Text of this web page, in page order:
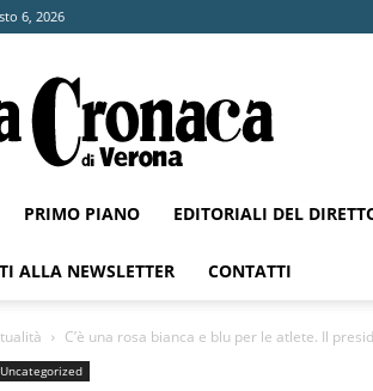
6, 2026
Cronaca
di
Verona
PRIMO PIANO EDITORIALI DEL
ALLA NEWSLETTER CONTATTI
C’è una rosa bianca e blu per le atlete. Il
Uncategorized